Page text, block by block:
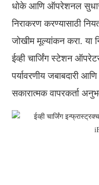
धोके आणि ऑपरेशनल
निराकरण करण्यासाठी
जोखीम मूल्यांकन करा. या
ईव्ही चार्जिंग स्टेशन
पर्यावरणीय जबाबदारी
सकारात्मक वापरकर्ता